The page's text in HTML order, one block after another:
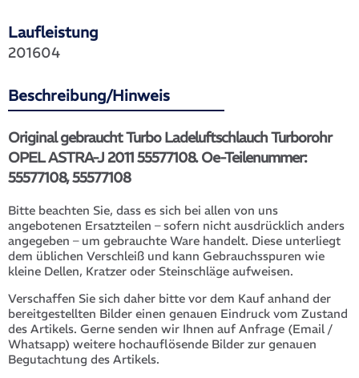
Laufleistung
201604
Beschreibung/Hinweis
Original gebraucht Turbo Ladeluftschlauch Turborohr
OPEL ASTRA-J 2011 55577108. Oe-Teilenummer:
55577108, 55577108
Bitte beachten Sie, dass es sich bei allen von uns
angebotenen Ersatzteilen – sofern nicht ausdrücklich anders
angegeben – um gebrauchte Ware handelt. Diese unterliegt
dem üblichen Verschleiß und kann Gebrauchsspuren wie
kleine Dellen, Kratzer oder Steinschläge aufweisen.
Verschaffen Sie sich daher bitte vor dem Kauf anhand der
bereitgestellten Bilder einen genauen Eindruck vom Zustand
des Artikels. Gerne senden wir Ihnen auf Anfrage (Email /
Whatsapp) weitere hochauflösende Bilder zur genauen
Begutachtung des Artikels.